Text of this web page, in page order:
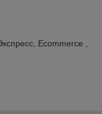
Ecommerce ,